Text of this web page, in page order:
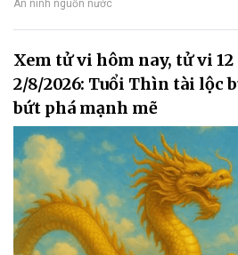
An ninh nguồn nước
Xem tử vi hôm nay, tử vi
2/8/2026: Tuổi Thìn tài lộc
bứt phá mạnh mẽ